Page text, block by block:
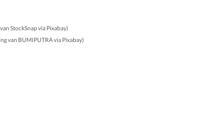
StockSnap via Pixabay)
van BUMIPUTRA via Pixabay)